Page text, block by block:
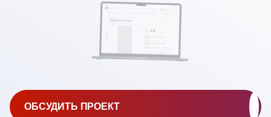
SEO ПРОДВИЖЕНИЕ
КОРПОРАТИВНЫХ
САЙТОВ
РОСТОВЕ-НА-ДОНУ
ОБСУДИТЬ ПРОЕКТ